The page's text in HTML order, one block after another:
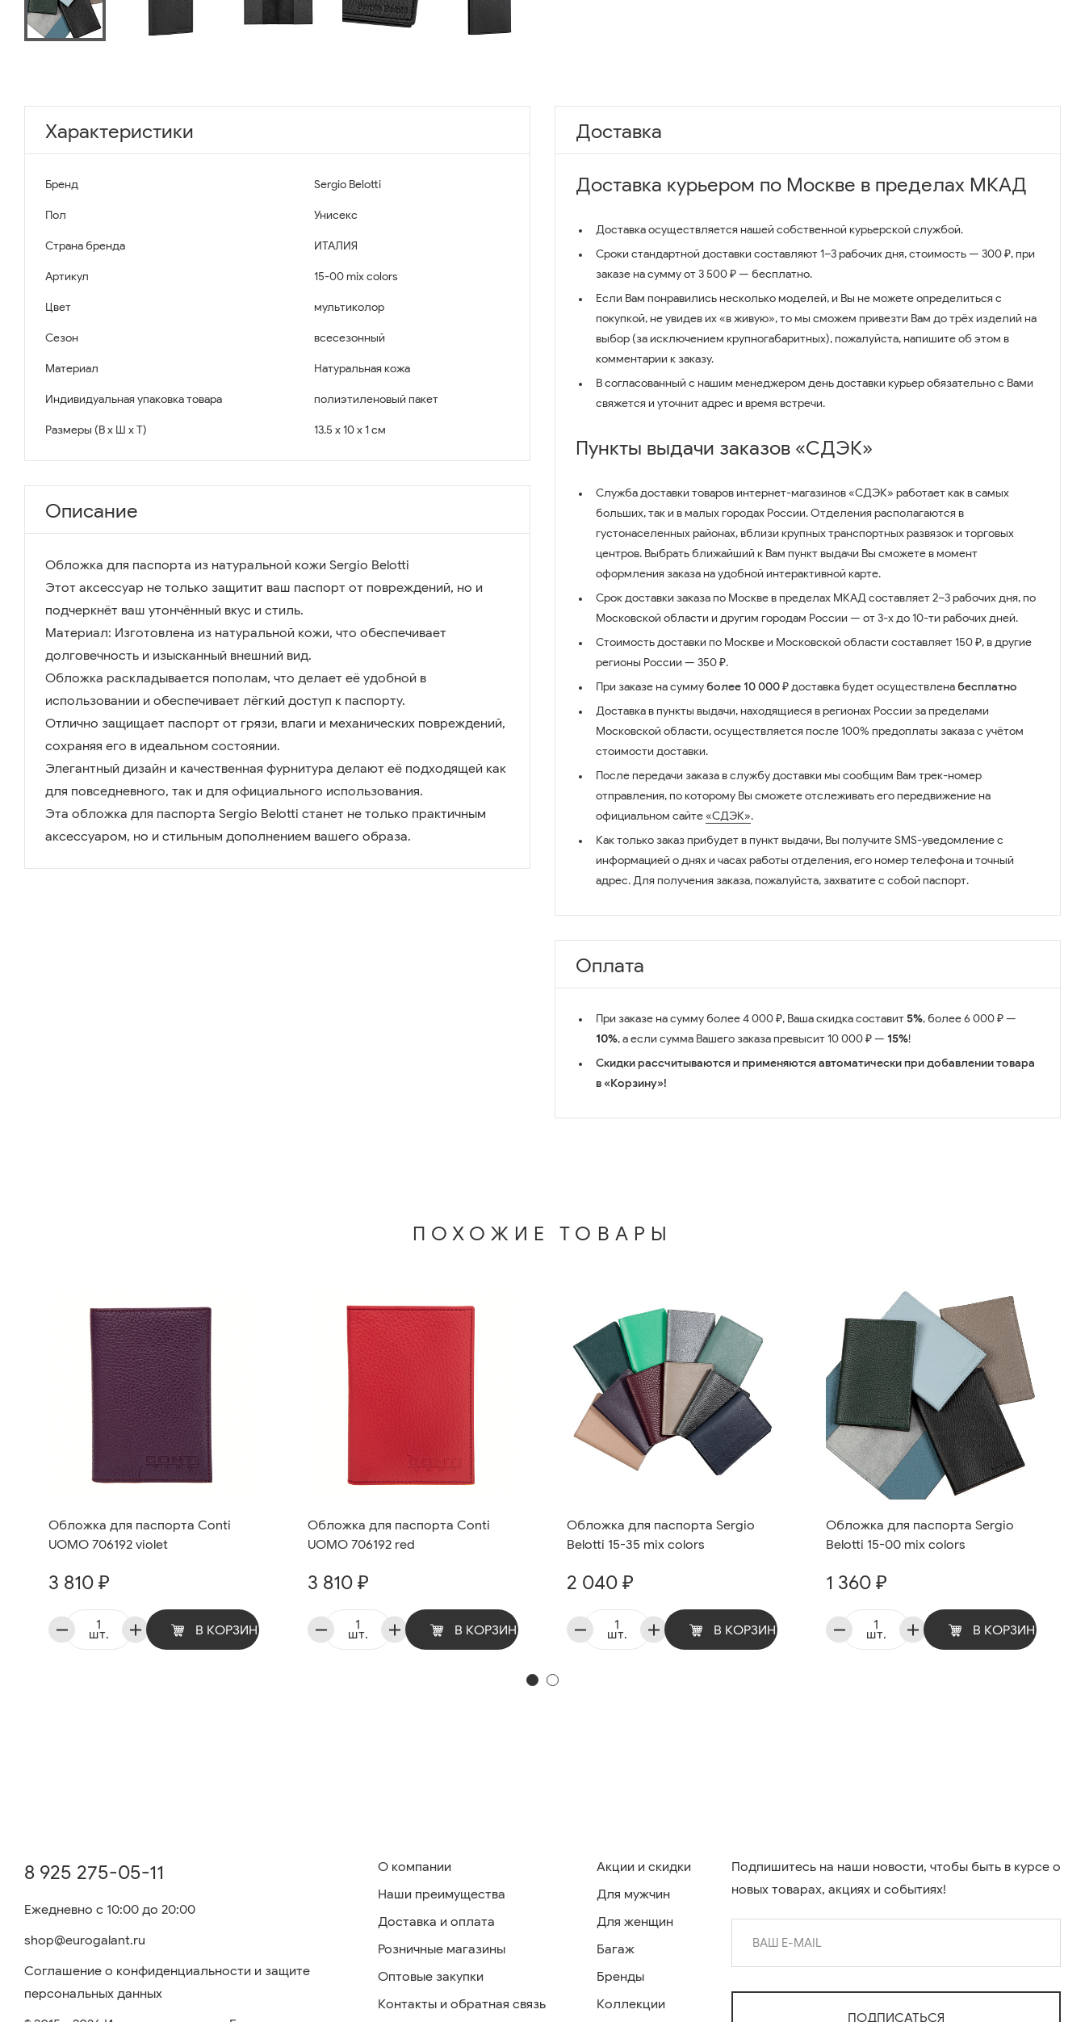
Характеристики
Бренд Sergio Belotti
Пол Унисекс
Страна бренда ИТАЛИЯ
Артикул 15-00 mix colors
Цвет мультиколор
Сезон всесезонный
Материал Натуральная кожа
Индивидуальная упаковка товара полиэтиленовый пакет
Размеры (В x Ш x Т) 13.5 x 10 x 1 см
Описание
Обложка для паспорта из натуральной кожи Sergio Belotti
Этот аксессуар не только защитит ваш паспорт от повреждений, но и
подчеркнёт ваш утончённый вкус и стиль.
Материал: Изготовлена из натуральной кожи, что обеспечивает
долговечность и изысканный внешний вид.
Обложка раскладывается пополам, что делает её удобной в
использовании и обеспечивает лёгкий доступ к паспорту.
Отлично защищает паспорт от грязи, влаги и механических повреждений,
сохраняя его в идеальном состоянии.
Элегантный дизайн и качественная фурнитура делают её подходящей как
для повседневного, так и для официального использования.
Эта обложка для паспорта Sergio Belotti станет не только практичным
аксессуаром, но и стильным дополнением вашего образа.
Доставка
Доставка курьером по Москве в пределах МКАД
Доставка осуществляется нашей собственной курьерской службой.
Сроки стандартной доставки составляют 1–3 рабочих дня, стоимость — 300 ₽, при
заказе на сумму от 3 500 ₽ — бесплатно.
Если Вам понравились несколько моделей, и Вы не можете определиться с
покупкой, не увидев их «в живую», то мы сможем привезти Вам до трёх изделий на
выбор (за исключением крупногабаритных), пожалуйста, напишите об этом в
комментарии к заказу.
В согласованный с нашим менеджером день доставки курьер обязательно с Вами
свяжется и уточнит адрес и время встречи.
Пункты выдачи заказов «СДЭК»
Служба доставки товаров интернет-магазинов «СДЭК» работает как в самых
больших, так и в малых городах России. Отделения располагаются в
густонаселенных районах, вблизи крупных транспортных развязок и торговых
центров. Выбрать ближайший к Вам пункт выдачи Вы сможете в момент
оформления заказа на удобной интерактивной карте.
Срок доставки заказа по Москве в пределах МКАД составляет 2–3 рабочих дня, по
Московской области и другим городам России — от 3-х до 10-ти рабочих дней.
Стоимость доставки по Москве и Московской области составляет 150 ₽, в другие
регионы России — 350 ₽.
При заказе на суммуболее 10 000 ₽доставка будет осуществленабесплатно
Доставка в пункты выдачи, находящиеся в регионах России за пределами
Московской области, осуществляется после 100% предоплаты заказа с учётом
стоимости доставки.
После передачи заказа в службу доставки мы сообщим Вам трек-номер
отправления, по которому Вы сможете отслеживать его передвижение на
официальном сайте«СДЭК».
Как только заказ прибудет в пункт выдачи, Вы получите SMS-уведомление с
информацией о днях и часах работы отделения, его номер телефона и точный
адрес. Для получения заказа, пожалуйста, захватите с собой паспорт.
Оплата
При заказе на сумму более 4 000 ₽, Ваша скидка составит5%, более 6 000 ₽ —
10%, а если сумма Вашего заказа превысит 10 000 ₽ — 15%!
Скидки рассчитываются и применяются автоматически при добавлении товара
в «Корзину»!
ПОХОЖИЕ ТОВАРЫ
Обложка для паспорта Conti
UOMO 706192 violet
3 810 ₽
шт. В КОРЗИНУ
Обложка для паспорта Conti
UOMO 706192 red
3 810 ₽
шт. В КОРЗИНУ
Обложка для паспорта Sergio
Belotti 15-35 mix colors
2 040 ₽
шт. В КОРЗИНУ
Обложка для паспорта Sergio
Belotti 15-00 mix colors
1 360 ₽
шт. В КОРЗИНУ
8 925 275-05-11
Ежедневно с 10:00 до 20:00
shop@eurogalant.ru
Соглашение о конфиденциальности и защите
персональных данных
О компании
Наши преимущества
Доставка и оплата
Розничные магазины
Оптовые закупки
Контакты и обратная связь
Акции и скидки
Для мужчин
Для женщин
Багаж
Бренды
Коллекции
Подпишитесь на наши новости, чтобы быть в курсе о
новых товарах, акциях и событиях!